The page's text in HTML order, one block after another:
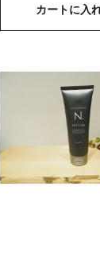
カートに入